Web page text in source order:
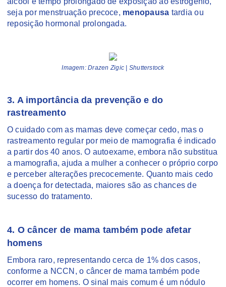
seja por menstruação precoce, menopausa tardia ou
reposição hormonal prolongada.
Imagem: Drazen Zigic | Shutterstock
3. A importância da prevenção e do
rastreamento
O cuidado com as mamas deve começar cedo, mas o
rastreamento regular por meio de mamografia é indicado
a partir dos 40 anos. O autoexame, embora não substitua
a mamografia, ajuda a mulher a conhecer o próprio corpo
e perceber alterações precocemente. Quanto mais cedo
a doença for detectada, maiores são as chances de
sucesso do tratamento.
4. O câncer de mama também pode afetar
homens
Embora raro, representando cerca de 1% dos casos,
conforme a NCCN, o câncer de mama também pode
ocorrer em homens. O sinal mais comum é um nódulo